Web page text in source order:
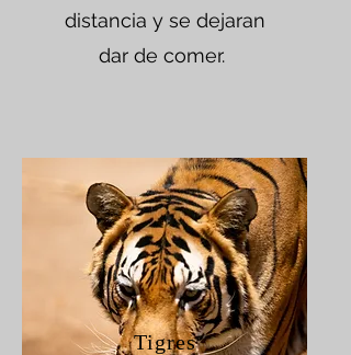
distancia y se dejaran
dar de comer.
Tigres